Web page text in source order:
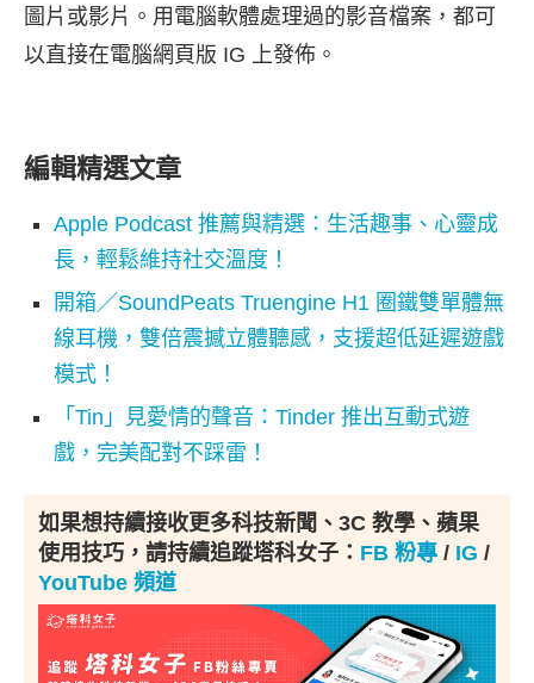
圖片或影片。用電腦軟體處理過的影音檔案，都可
以直接在電腦網頁版 IG 上發佈。
編輯精選文章
Apple Podcast 推薦與精選：生活趣事、心靈成
長，輕鬆維持社交溫度！
開箱／SoundPeats Truengine H1 圈鐵雙單體無
線耳機，雙倍震撼立體聽感，支援超低延遲遊戲
模式！
「Tin」見愛情的聲音：Tinder 推出互動式遊
戲，完美配對不踩雷！
如果想持續接收更多科技新聞、3C 教學、蘋果
使用技巧，請持續追蹤塔科女子： FB 粉專 / IG /
YouTube 頻道